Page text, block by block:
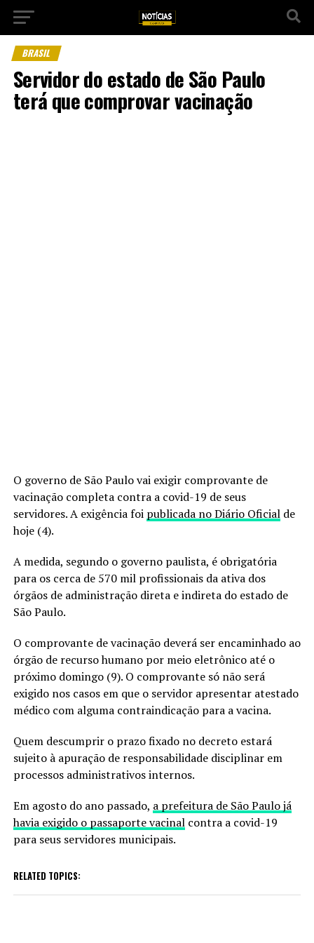
BRASIL
Servidor do estado de São Paulo
terá que comprovar vacinação
O governo de São Paulo vai exigir comprovante de
vacinação completa contra a covid-19 de seus
servidores. A exigência foi publicada no Diário Oficialde
hoje (4).
A medida, segundo o governo paulista, é obrigatória
para os cerca de 570 mil profissionais da ativa dos
órgãos de administração direta e indireta do estado de
São Paulo.
O comprovante de vacinação deverá ser encaminhado ao
órgão de recurso humano por meio eletrônico até o
próximo domingo (9). O comprovante só não será
exigido nos casos em que o servidor apresentar atestado
médico com alguma contraindicação para a vacina.
Quem descumprir o prazo fixado no decreto estará
sujeito à apuração de responsabilidade disciplinar em
processos administrativos internos.
Em agosto do ano passado, a prefeitura de São Paulo já
havia exigido o passaporte vacinalcontra a covid-19
para seus servidores municipais.
RELATED TOPICS: